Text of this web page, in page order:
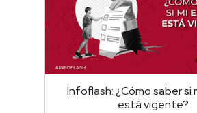
Infoflash: ¿Cómo saber si
está vigente?